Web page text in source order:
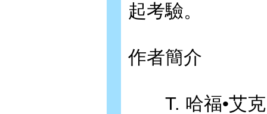
起考驗。
作者簡介
T. 哈福•艾克